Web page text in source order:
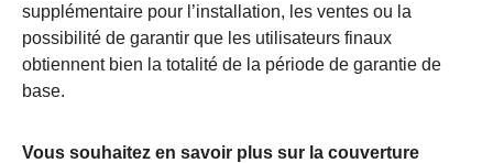
supplémentaire pour l’installation, les ventes ou la
possibilité de garantir que les utilisateurs finaux
obtiennent bien la totalité de la période de garantie de
base.
Vous souhaitez en savoir plus sur la couverture